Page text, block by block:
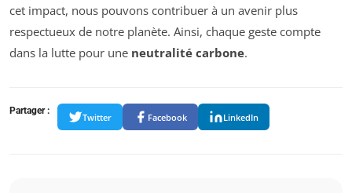
cet impact, nous pouvons contribuer à un avenir plus
respectueux de notre planète. Ainsi, chaque geste compte
dans la lutte pour une neutralité carbone.
Partager :
Twitter Facebook LinkedIn